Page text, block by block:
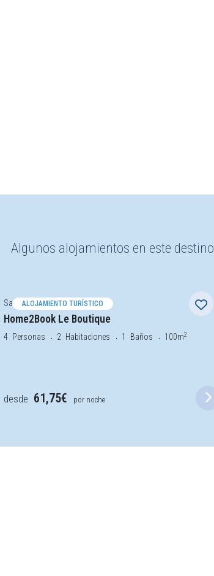
Algunos alojamientos en este destino
ALOJAMIENTO TURÍSTICO
Santa Cruz de Tenerife
Home2Book Le Boutique
4 Personas 2 Habitaciones 1 Baños 100m2
desde 61,75€ por noche